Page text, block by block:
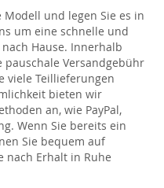
und legen Sie es in
um eine schnelle und
Hause. Innerhalb
Versandgebühr
viele Teillieferungen
bieten wir
an, wie PayPal,
Wenn Sie bereits ein
Sie bequem auf
nach Erhalt in Ruhe